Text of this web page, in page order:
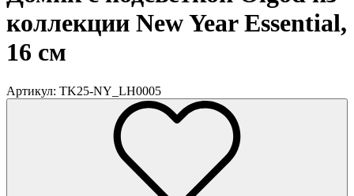
коллекции New Year Essential,
16 см
Артикул: TK25-NY_LH0005